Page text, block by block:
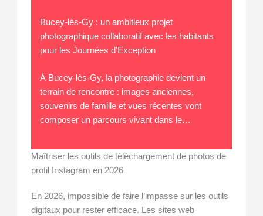
Bucey-lès-Gy : un ambitieux projet
photographique collaboratif avec les habitants
pour les Journées d’Exception
À Bucey-lès-Gy, la photographie devient un
terrain de rencontre : images anciennes,
souvenirs de famille et vues récentes vont
composer un parcours vivant dans le…
Maîtriser les outils de téléchargement de photos de
profil Instagram en 2026
En 2026, impossible de faire l’impasse sur les outils
digitaux pour rester efficace. Les sites web